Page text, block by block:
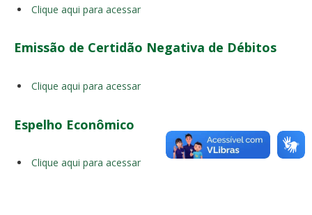
Clique aqui para acessar
Emissão de Certidão Negativa de Débitos
Clique aqui para acessar
Espelho Econômico
Clique aqui para acessar